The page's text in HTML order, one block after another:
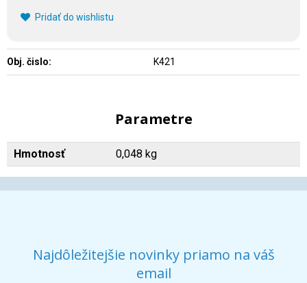
Pridať do wishlistu
Obj. čislo: K421
Parametre
Hmotnosť 0,048 kg
Najdôležitejšie novinky priamo na váš
email